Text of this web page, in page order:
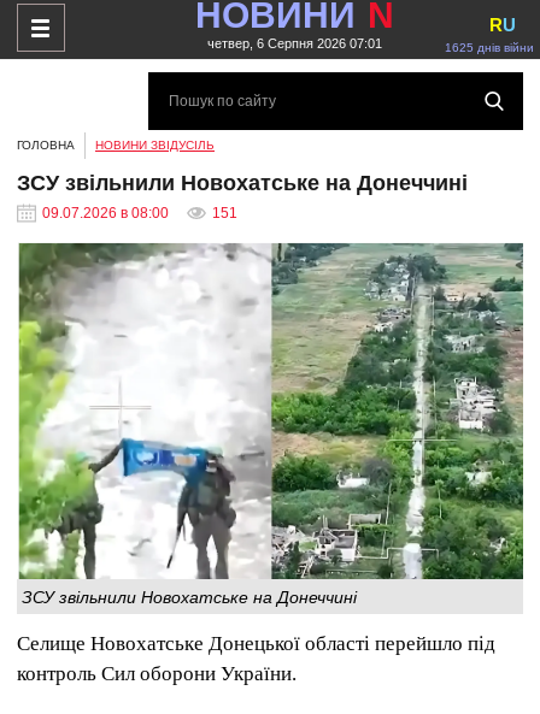
НОВИНИ N
четвер, 6 Серпня 2026 07:01 1625 днів війни
RU
ГОЛОВНА НОВИНИ ЗВІДУСІЛЬ
ЗСУ звільнили Новохатське на Донеччині
09.07.2026 в 08:00 151
ЗСУ звільнили Новохатське на Донеччині
Селище Новохатське Донецької області перейшло під
контроль Сил оборони України.